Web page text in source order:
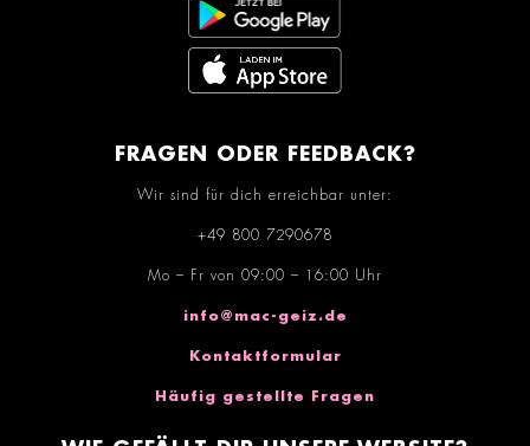
FRAGEN ODER FEEDBACK?
Wir sind für dich erreichbar unter:
+49 800 7290678
Mo – Fr von 09:00 – 16:00 Uhr
info@mac-geiz.de
Kontaktformular
Häufig gestellte Fragen